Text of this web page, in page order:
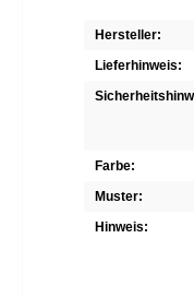
Hersteller:
Lieferhinweis:
Farbe:
Muster:
Hinweis: